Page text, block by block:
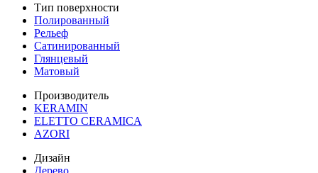
Тип поверхности
Полированный
Рельеф
Сатинированный
Глянцевый
Матовый
Производитель
KERAMIN
ELETTO CERAMICA
AZORI
Дизайн
Дерево